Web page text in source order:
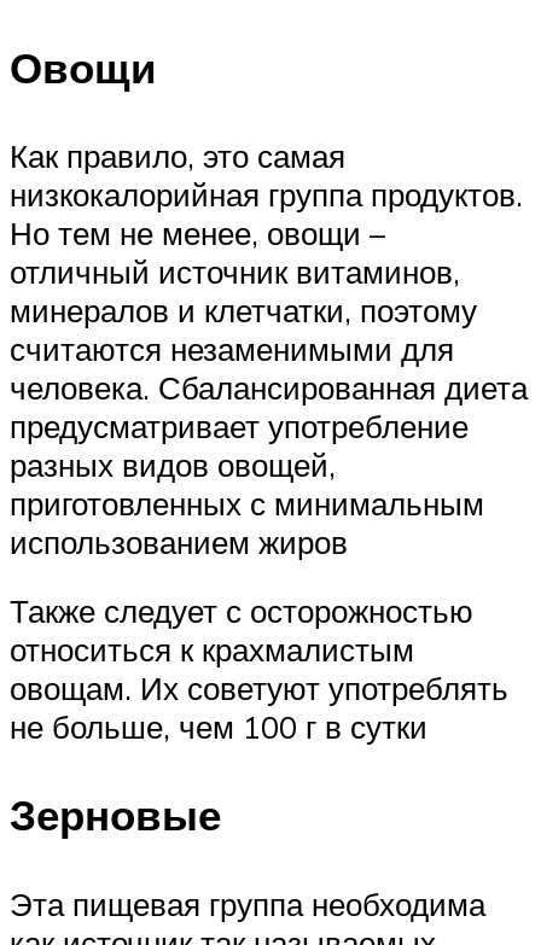
Овощи
Как правило, это самая
низкокалорийная группа продуктов.
Но тем не менее, овощи –
отличный источник витаминов,
минералов и клетчатки, поэтому
считаются незаменимыми для
человека. Сбалансированная диета
предусматривает употребление
разных видов овощей,
приготовленных с минимальным
использованием жиров
Также следует с осторожностью
относиться к крахмалистым
овощам. Их советуют употреблять
не больше, чем 100 г в сутки
Зерновые
Эта пищевая группа необходима